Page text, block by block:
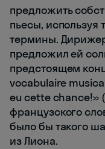
предложить
пьесы,
термины.
предложил ей
предстоящем
vocabulaire
eu cette chance!»
французского
было бы такого
из Лиона.